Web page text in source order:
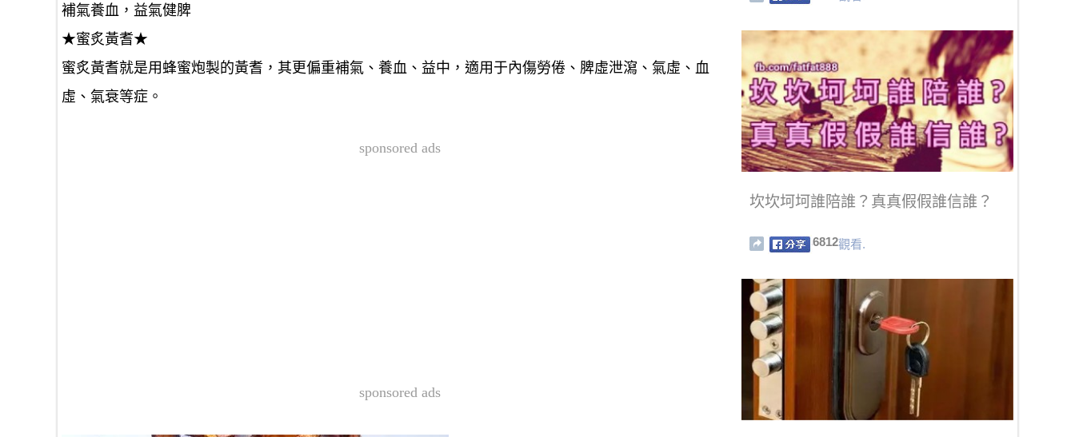
補氣養血，益氣健脾
★蜜炙黃耆★
蜜炙黃耆就是用蜂蜜炮製的黃耆，其更偏重補氣、養血、益中，適用于內傷勞倦、脾虛泄瀉、氣虛、血
虛、氣衰等症。
sponsored ads
sponsored ads
坎坎坷坷誰陪誰？真真假假誰信誰？
6812觀看.